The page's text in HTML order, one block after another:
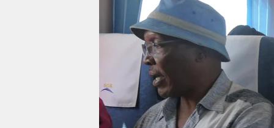
wahrheit
verlag
verlag
veranstaltungen